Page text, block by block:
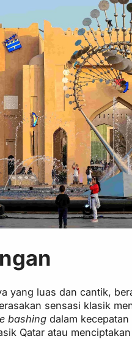
yang luas dan cantik,
sensasi klasik
bashingdalam
Qatar atau